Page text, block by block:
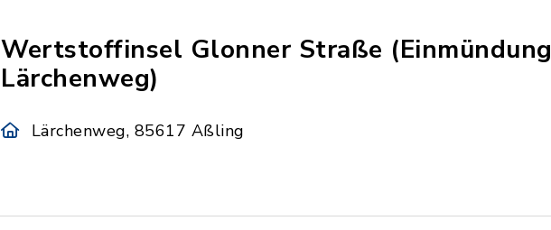
Wertstoffinsel Glonner Straße (Einmündung
Lärchenweg)
Lärchenweg, 85617 Aßling